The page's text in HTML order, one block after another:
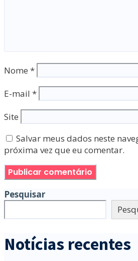
Nome *
E-mail *
Site
Salvar meus dados neste
próxima vez que eu comentar.
Pesquisar
Notícias recentes